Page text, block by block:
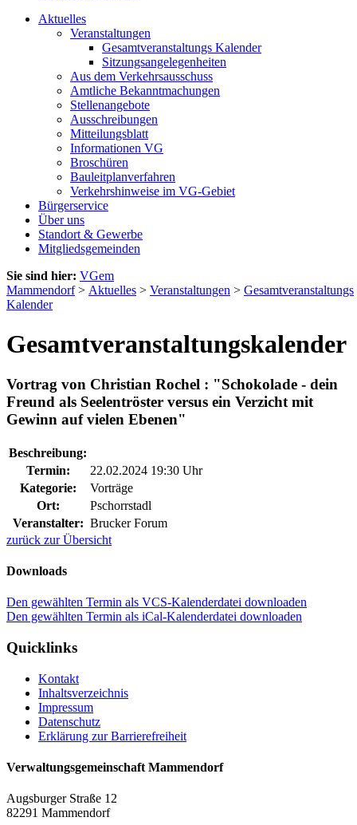
Aktuelles
Veranstaltungen
Gesamtveranstaltungs Kalender
Sitzungsangelegenheiten
Aus dem Verkehrsausschuss
Amtliche Bekanntmachungen
Stellenangebote
Ausschreibungen
Mitteilungsblatt
Informationen VG
Broschüren
Bauleitplanverfahren
Verkehrshinweise im VG-Gebiet
Bürgerservice
Über uns
Standort & Gewerbe
Mitgliedsgemeinden
Sie sind hier: VGem
Mammendorf> Aktuelles > Veranstaltungen > Gesamtveranstaltungs
Kalender
Gesamtveranstaltungskalender
Vortrag von Christian Rochel : "Schokolade - dein
Freund als Seelentröster versus ein Verzicht mit
Gewinn auf vielen Ebenen"
Beschreibung:
Termin:
22.02.2024 19:30 Uhr
Kategorie:
Vorträge
Ort:
Pschorrstadl
Veranstalter: Brucker Forum
zurück zur Übersicht
Downloads
Den gewählten Termin als VCS-Kalenderdatei downloaden
Den gewählten Termin als iCal-Kalenderdatei downloaden
Quicklinks
Kontakt
Inhaltsverzeichnis
Impressum
Datenschutz
Erklärung zur Barrierefreiheit
Verwaltungsgemeinschaft Mammendorf
Augsburger Straße 12
82291 Mammendorf